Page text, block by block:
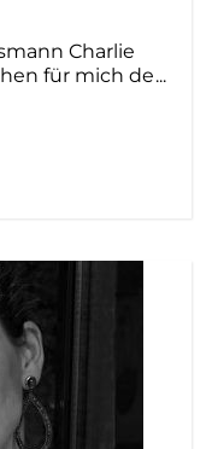
Charlie
für mich de